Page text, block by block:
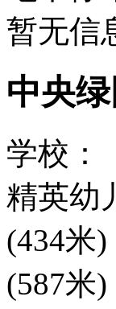
暂无信
中央
学校：
精英幼
(434米
(587米